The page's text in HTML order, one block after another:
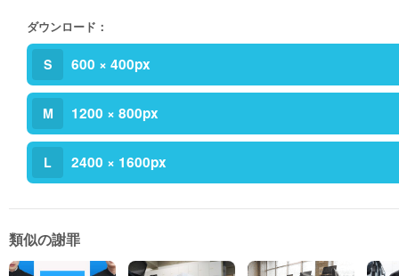
ダウンロード：
S 600 × 400px
M 1200 × 800px
L 2400 × 1600px
類似の謝罪